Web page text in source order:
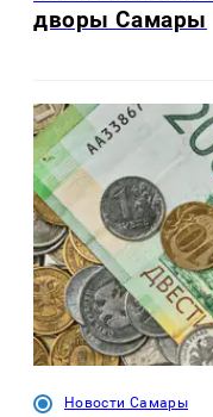
дворы Самары
Новости Самары